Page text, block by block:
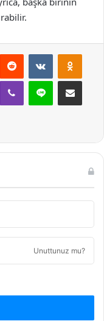
Reddit VKontakte
Viber Line E-Posta ile
Unuttunuz mu?